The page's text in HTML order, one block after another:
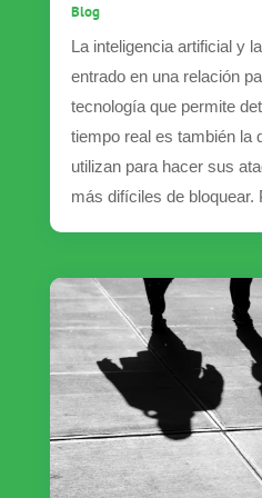
Blog
La inteligencia artificial y
entrado en una relación
tecnología que permite
tiempo real es también la
utilizan para hacer sus
más difíciles de bloquear.